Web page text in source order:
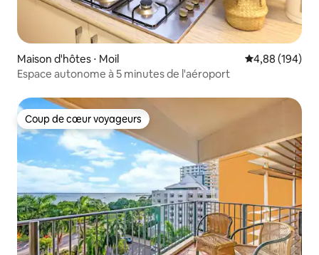
Maison d'hôtes ⋅ Moil Évaluation
4,88 (194)
Espace autonome à 5 minutes de l'aéroport
Coup de cœur voyageurs
Coup de cœur voyageurs